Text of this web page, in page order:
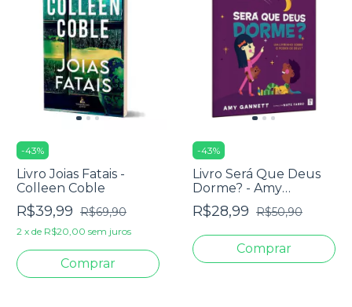
-43%
Livro Joias Fatais -
Colleen Coble
R$39,99 R$69,90
2 x de R$20,00 sem juros
-43%
Livro Será Que Deus
Dorme? - Amy
Gannett
R$28,99 R$50,90